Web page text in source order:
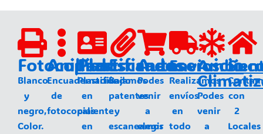
Fotocopias
Blanco
y
negro,
Color.
Anillados
Encuadernación
de
fotocopias
Plastificados
Plastificado
en
caliente
en
Escaneos
Bajamos
patentes
y
escaneamos
Autoservicio
Podes
venir
a
elegir
Envios
Realizamos
envíos
en
todo
Podes
venir
a
con
2
Locales